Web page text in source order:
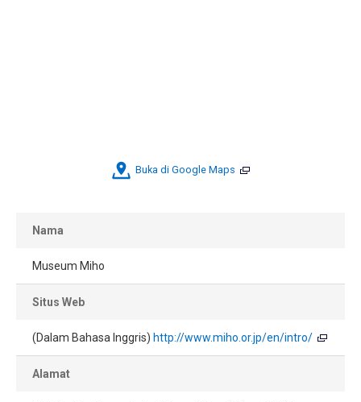
Buka di Google Maps
Nama
Museum Miho
Situs Web
(Dalam Bahasa Inggris) http://www.miho.or.jp/en/intro/
Alamat